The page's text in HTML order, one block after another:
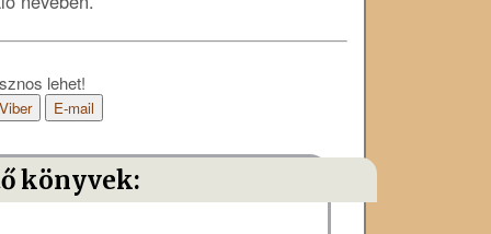
lehet!
E-mail
könyvek: